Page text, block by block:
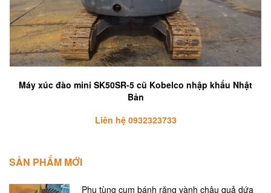
Máy xúc đào mini SK50SR-5 cũ Kobelco nhập khẩu Nhật
Bản
Liên hệ 0932323733
SẢN PHẨM MỚI
Phụ tùng cụm bánh răng vành chậu quả dứa